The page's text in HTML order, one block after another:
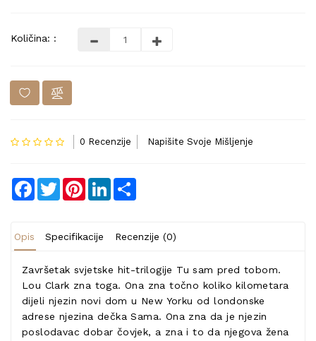
Količina: :
0 Recenzije Napišite Svoje Mišljenje
Facebook
TwitterPinterestLinkedIn
Opis Specifikacije Recenzije (0)
Završetak svjetske hit-trilogije Tu sam pred tobom.
Lou Clark zna toga. Ona zna točno koliko kilometara
dijeli njezin novi dom u New Yorku od londonske
adrese njezina dečka Sama. Ona zna da je njezin
poslodavac dobar čovjek, a zna i to da njegova žena